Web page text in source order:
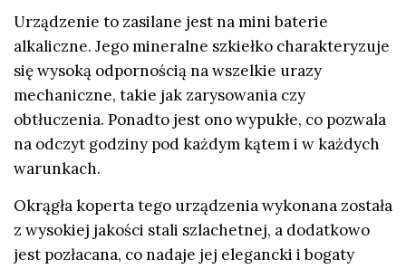
Urządzenie to zasilane jest na mini baterie
alkaliczne. Jego mineralne szkiełko charakteryzuje
się wysoką odpornością na wszelkie urazy
mechaniczne, takie jak zarysowania czy
obtłuczenia. Ponadto jest ono wypukłe, co pozwala
na odczyt godziny pod każdym kątem i w każdych
warunkach.
Okrągła koperta tego urządzenia wykonana została
z wysokiej jakości stali szlachetnej, a dodatkowo
jest pozłacana, co nadaje jej elegancki i bogaty